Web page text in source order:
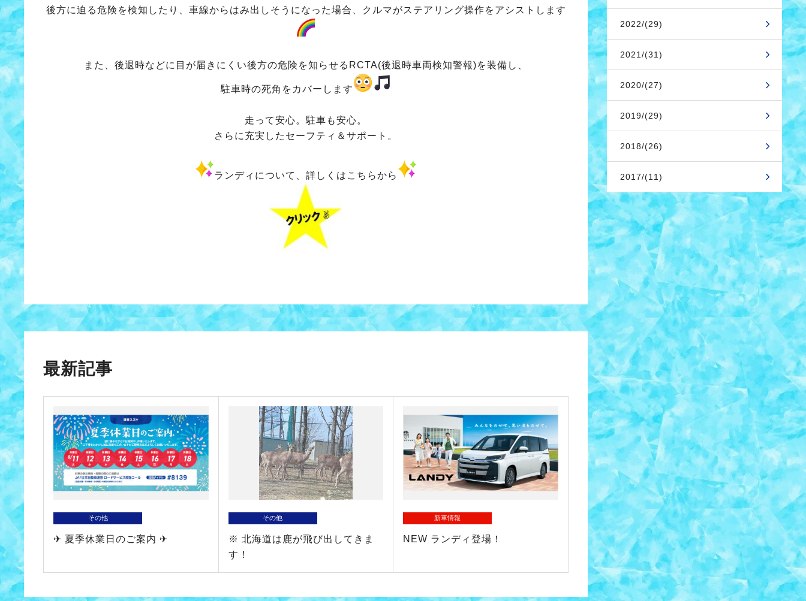
後方に迫る危険を検知したり、車線からはみ出しそうになった場合、クルマがステアリング操作をアシストします
また、後退時などに目が届きにくい後方の危険を知らせるRCTA(後退時車両検知警報)を装備し、
駐車時の死角をカバーします
走って安心。駐車も安心。
さらに充実したセーフティ＆サポート。
ランディについて、詳しくはこちらから
最新記事
その他
✈ 夏季休業日のご案内 ✈
その他
※ 北海道は鹿が飛び出してきま
す！
新車情報
NEW ランディ登場！
2022/(29)
2021/(31)
2020/(27)
2019/(29)
2018/(26)
2017/(11)